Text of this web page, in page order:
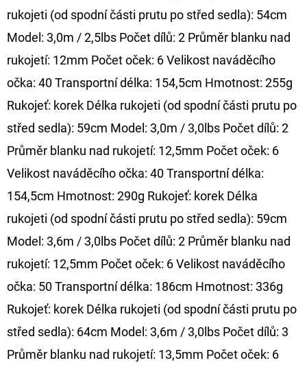
rukojeti (od spodní části prutu po střed sedla): 54cm
Model: 3,0m / 2,5lbs Počet dílů: 2 Průměr blanku nad
rukojetí: 12mm Počet oček: 6 Velikost naváděcího
očka: 40 Transportní délka: 154,5cm Hmotnost: 255g
Rukojeť: korek Délka rukojeti (od spodní části prutu po
střed sedla): 59cm Model: 3,0m / 3,0lbs Počet dílů: 2
Průměr blanku nad rukojetí: 12,5mm Počet oček: 6
Velikost naváděcího očka: 40 Transportní délka:
154,5cm Hmotnost: 290g Rukojeť: korek Délka
rukojeti (od spodní části prutu po střed sedla): 59cm
Model: 3,6m / 3,0lbs Počet dílů: 2 Průměr blanku nad
rukojetí: 12,5mm Počet oček: 6 Velikost naváděcího
očka: 50 Transportní délka: 186cm Hmotnost: 336g
Rukojeť: korek Délka rukojeti (od spodní části prutu po
střed sedla): 64cm Model: 3,6m / 3,0lbs Počet dílů: 3
Průměr blanku nad rukojetí: 13,5mm Počet oček: 6